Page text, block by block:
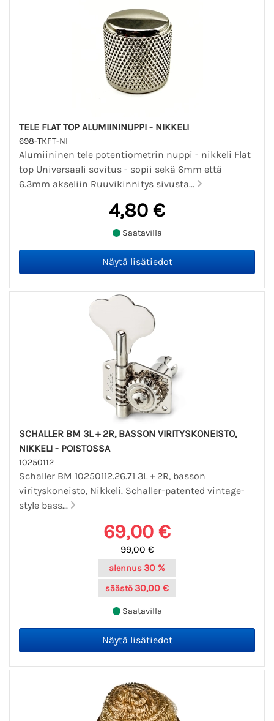
TELE FLAT TOP ALUMIININUPPI - NIKKELI
698-TKFT-NI
Alumiininen tele potentiometrin nuppi - nikkeli Flat
top Universaali sovitus - sopii sekä 6mm että
6.3mm akseliin Ruuvikinnitys sivusta...
4,80 €
Saatavilla
SCHALLER BM 3L + 2R, BASSON VIRITYSKONEISTO,
NIKKELI - POISTOSSA
10250112
Schaller BM 10250112.26.71 3L + 2R, basson
virityskoneisto, Nikkeli. Schaller-patented vintage-
style bass...
69,00 €
99,00 €
alennus 30 %
säästö 30,00 €
Saatavilla